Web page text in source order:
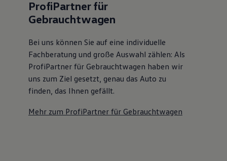
ProfiPartner für
Gebrauchtwagen
Bei uns können Sie auf eine individuelle
Fachberatung und große Auswahl zählen: Als
ProfiPartner für Gebrauchtwagen haben wir
uns zum Ziel gesetzt, genau das Auto zu
finden, das Ihnen gefällt.
Mehr zum ProfiPartner für Gebrauchtwagen